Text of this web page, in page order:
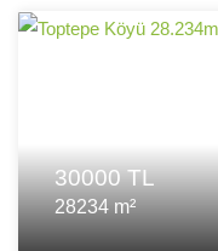
30000 TL
28234 m²